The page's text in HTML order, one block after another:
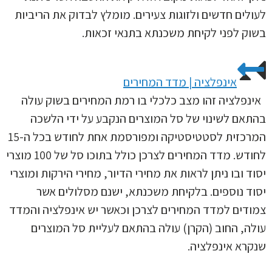
לעולים חדשים ולזוגות צעירים. מומלץ לבדוק את הריביות
בשוק לפני לקיחת משכנתא בתנאי זכאות.
אינפלציה | מדד המחירים
אינפלציה זהו מצב כלכלי בו רמת המחירים בשוק עולה
בהתאם לשינוי של סל המוצרים הנקבע על ידי הלשכה
המרכזית לסטטיסטיקה ומפורסמת אחת לחודש בכל ה-15
לחודש. מדד המחירים לצרכן כולל בתוכו סל של 100 מוצרי
יסוד ובו ניתן לראות את מחירי הדיור, מחירי הירקות ומוצרי
יסוד נוספים. בלקיחת משכנתא, ישנם מסלולים אשר
צמודים למדד המחירים לצרכן וכאשר יש אינפלציה והמדד
עולה, החוב (הקרן) עולה בהתאם לעליית סל המוצרים
שנקרא אינפלציה.